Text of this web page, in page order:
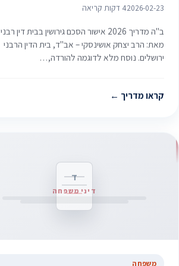
2026-02-234 דקות קריאה
ב"ה מדריך 2026 אישור הסכם גירושין בבית דין רבני
מאת: הרב יצחק אושינסקי – אב"ד, בית הדין הרבני
ירושלים. נוסח מלא לדוגמה להורדה,…
קראו מדריך
ד
דיני משפחה
משפחה